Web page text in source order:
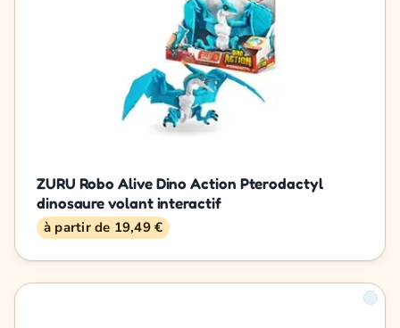
ZURU Robo Alive Dino Action Pterodactyl
dinosaure volant interactif
à partir de 19,49 €